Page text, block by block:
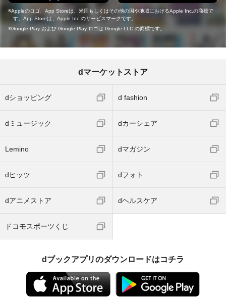
Appleのロゴ、App Storeは、米国もしくはその他の国や地域におけるApple Inc.の商標で
す。App Storeは、Apple Inc.のサービスマークです。
Google Play および Google Play ロゴは Google LLC の商標です。
dマーケットストア
dショッピング d fashion
dミュージック dカーシェア
Lemino dマガジン
dヒッツ dフォト
dアニメストア dヘルスケア
ドコモスポーツくじ
dブックアプリのダウンロードはコチラ